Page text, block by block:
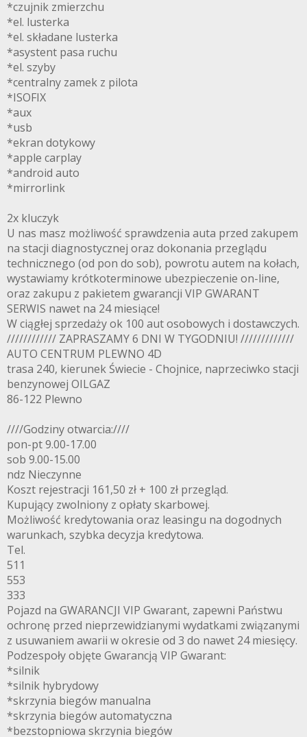
*czujnik zmierzchu
*el. lusterka
*el. składane lusterka
*asystent pasa ruchu
*el. szyby
*centralny zamek z pilota
*ISOFIX
*aux
*usb
*ekran dotykowy
*apple carplay
*android auto
*mirrorlink
2x kluczyk
U nas masz możliwość sprawdzenia auta przed zakupem
na stacji diagnostycznej oraz dokonania przeglądu
technicznego (od pon do sob), powrotu autem na kołach,
wystawiamy krótkoterminowe ubezpieczenie on-line,
oraz zakupu z pakietem gwarancji VIP GWARANT
SERWIS nawet na 24 miesiące!
W ciągłej sprzedaży ok 100 aut osobowych i dostawczych.
//////////// ZAPRASZAMY 6 DNI W TYGODNIU! /////////////
AUTO CENTRUM PLEWNO 4D
trasa 240, kierunek Świecie - Chojnice, naprzeciwko stacji
benzynowej OILGAZ
86-122 Plewno
////Godziny otwarcia:////
pon-pt 9.00-17.00
sob 9.00-15.00
ndz Nieczynne
Koszt rejestracji 161,50 zł + 100 zł przegląd.
Kupujący zwolniony z opłaty skarbowej.
Możliwość kredytowania oraz leasingu na dogodnych
warunkach, szybka decyzja kredytowa.
Tel.
511
553
333
Pojazd na GWARANCJI VIP Gwarant, zapewni Państwu
ochronę przed nieprzewidzianymi wydatkami związanymi
z usuwaniem awarii w okresie od 3 do nawet 24 miesięcy.
Podzespoły objęte Gwarancją VIP Gwarant:
*silnik
*silnik hybrydowy
*skrzynia biegów manualna
*skrzynia biegów automatyczna
*bezstopniowa skrzynia biegów